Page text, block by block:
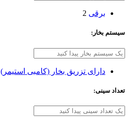
برقی 2
سیستم بخار:
دارای تزریق بخار (کامبی استیمر)
تعداد سینی: